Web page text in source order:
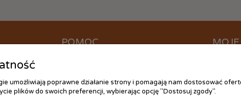
POMOC
Częste pytania
Ustawienia plików cookies
Moje
umożliwiają poprawne działanie strony i pomagają nam dostosować
plików do swoich preferencji, wybierając opcję "Dostosuj zgody".